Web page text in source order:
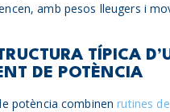
amb pesos lleugers i
TÍPICA
DE POTÈNCIA
potència combinenrutines